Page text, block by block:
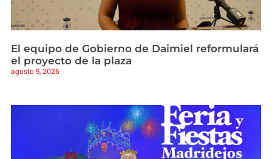
El equipo de Gobierno de Daimiel reformulará
el proyecto de la plaza
agosto 5, 2026